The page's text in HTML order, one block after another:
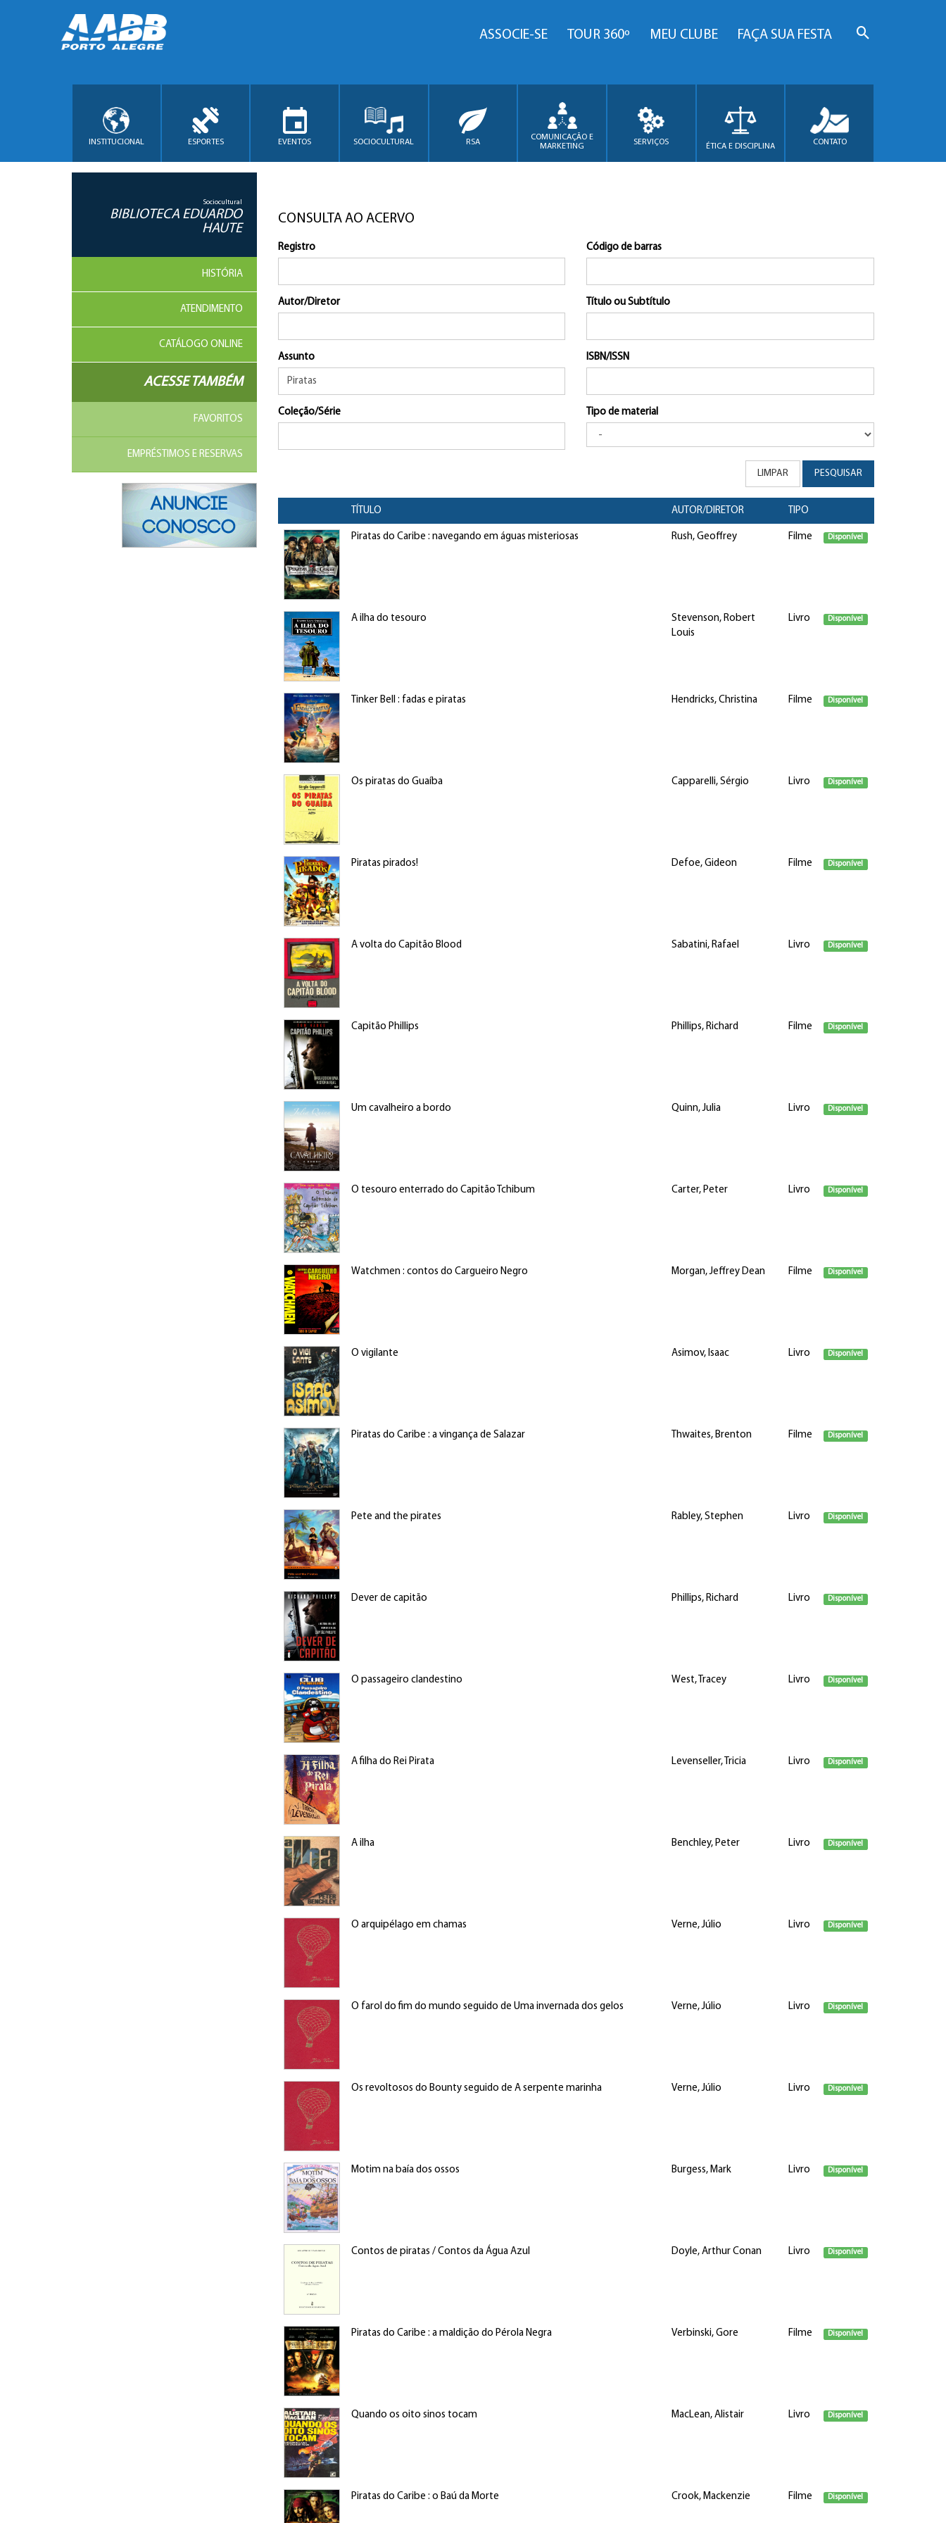
ASSOCIE-SE TOUR 360º MEU CLUBE FAÇA SUA FESTA
INSTITUCIONAL ESPORTES EVENTOS SOCIOCULTURAL RSA
COMUNICAÇÃO E
MARKETING
SERVIÇOS ÉTICA E DISCIPLINA CONTATO
Sociocultural
BIBLIOTECA EDUARDO
HAUTE
HISTÓRIA
ATENDIMENTO
CATÁLOGO ONLINE
ACESSE TAMBÉM
FAVORITOS
EMPRÉSTIMOS E RESERVAS
CONSULTA AO ACERVO
Registro Código de barras
Autor/Diretor Título ou Subtítulo
Assunto ISBN/ISSN
Coleção/Série Tipo de material
LIMPAR PESQUISAR
TÍTULO AUTOR/DIRETOR TIPO
Piratas do Caribe : navegando em águas misteriosas Rush, Geoffrey Filme Disponível
A ilha do tesouro
Stevenson, Robert
Louis
Livro Disponível
Tinker Bell : fadas e piratas Hendricks, Christina Filme Disponível
Os piratas do Guaíba Capparelli, Sérgio Livro Disponível
Piratas pirados! Defoe, Gideon Filme Disponível
A volta do Capitão Blood Sabatini, Rafael Livro Disponível
Capitão Phillips Phillips, Richard Filme Disponível
Um cavalheiro a bordo Quinn, Julia Livro Disponível
O tesouro enterrado do Capitão Tchibum Carter, Peter Livro Disponível
Watchmen : contos do Cargueiro Negro Morgan, Jeffrey Dean Filme Disponível
O vigilante Asimov, Isaac Livro Disponível
Piratas do Caribe : a vingança de Salazar Thwaites, Brenton Filme Disponível
Pete and the pirates Rabley, Stephen Livro Disponível
Dever de capitão Phillips, Richard Livro Disponível
O passageiro clandestino West, Tracey Livro Disponível
A filha do Rei Pirata Levenseller, Tricia Livro Disponível
A ilha Benchley, Peter Livro Disponível
O arquipélago em chamas Verne, Júlio Livro Disponível
O farol do fim do mundo seguido de Uma invernada dos gelos Verne, Júlio Livro Disponível
Os revoltosos do Bounty seguido de A serpente marinha Verne, Júlio Livro Disponível
Motim na baía dos ossos Burgess, Mark Livro Disponível
Contos de piratas / Contos da Água Azul Doyle, Arthur Conan Livro Disponível
Piratas do Caribe : a maldição do Pérola Negra Verbinski, Gore Filme Disponível
Quando os oito sinos tocam MacLean, Alistair Livro Disponível
Piratas do Caribe : o Baú da Morte Crook, Mackenzie Filme Disponível